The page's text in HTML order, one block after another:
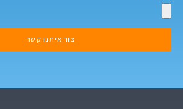
צור איתנו קשר